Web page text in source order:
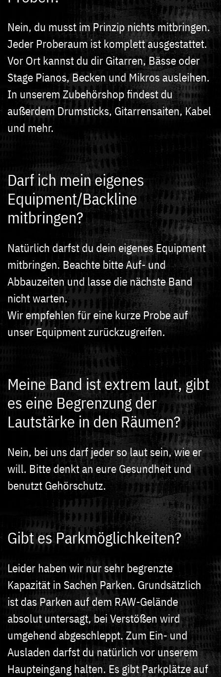
Nein, du musst im Prinzip nichts mitbringen.
Jeder Proberaum ist komplett ausgestattet.
Vor Ort kannst du dir Gitarren, Bässe oder
Stage Pianos, Becken und Mikros ausleihen.
In unserem Zubehörshop findest du
außerdem Drumsticks, Gitarrensaiten, Kabel
und mehr.
Darf ich mein eigenes
Equipment/Backline
mitbringen?
Natürlich darfst du dein eigenes Equipment
mitbringen. Beachte bitte Auf- und
Abbauzeiten und lasse die nächste Band
nicht warten.
Wir empfehlen für eine kurze Probe auf
unser Equipment zurückzugreifen.
Meine Band ist extrem laut, gibt
es eine Begrenzung der
Lautstärke in den Räumen?
Nein, bei uns darf jeder so laut sein, wie er
will. Bitte denkt an eure Gesundheit und
benutzt Gehörschutz.
Gibt es Parkmöglichkeiten?
Leider haben wir nur sehr begrenzte
Kapazität in Sachen Parken. Grundsätzlich
ist das Parken auf dem RAW-Gelände
absolut untersagt, bei Verstößen wird
umgehend abgeschleppt. Zum Ein- und
Ausladen darfst du natürlich vor unserem
Haupteingang halten. Es gibt Parkplätze auf